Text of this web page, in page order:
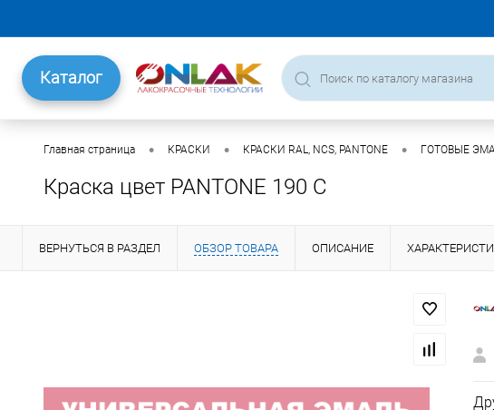
Каталог
Главная страница • КРАСКИ • КРАСКИ RAL, NCS, PANTONE • ГОТОВЫЕ
Краска цвет PANTONE 190 C
ВЕРНУТЬСЯ В РАЗДЕЛ ОБЗОР ТОВАРА ОПИСАНИЕ